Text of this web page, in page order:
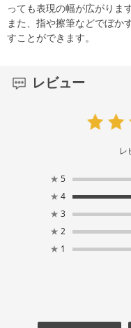
っても表現の幅が広がります
また、指や擦筆などでぼか
すことができます。
レビュー
レ
★ 5
★ 4
★ 3
★ 2
★ 1